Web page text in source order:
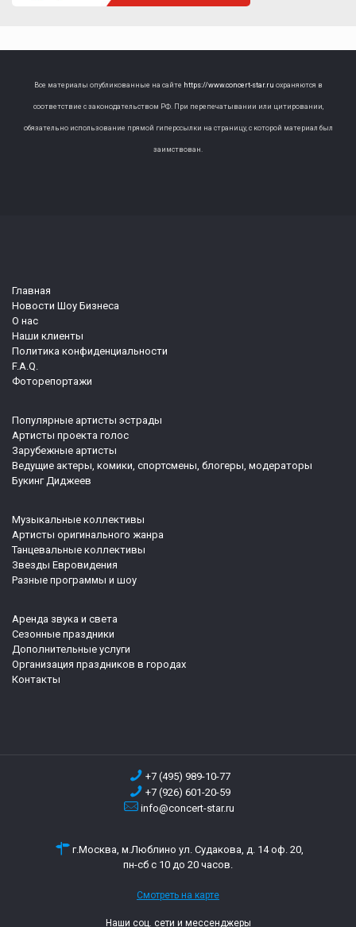
Все материалы опубликованные на сайте https://www.concert-star.ru охраняются в
соответствие с законодательством РФ. При перепечатывании или цитировании,
обязательно использование прямой гиперссылки на страницу, с которой материал был
заимствован.
Главная
Новости Шоу Бизнеса
О нас
Наши клиенты
Политика конфиденциальности
F.A.Q.
Фоторепортажи
Популярные артисты эстрады
Артисты проекта голос
Зарубежные артисты
Ведущие актеры, комики, спортсмены, блогеры, модераторы
Букинг Диджеев
Музыкальные коллективы
Артисты оригинального жанра
Танцевальные коллективы
Звезды Евровидения
Разные программы и шоу
Аренда звука и света
Сезонные праздники
Дополнительные услуги
Организация праздников в городах
Контакты
+7 (495) 989-10-77
+7 (926) 601-20-59
info@concert-star.ru
г.Москва, м.Люблино ул. Судакова, д. 14 оф. 20,
пн-сб с 10 до 20 часов.
Смотреть на карте
Наши соц. сети и мессенджеры